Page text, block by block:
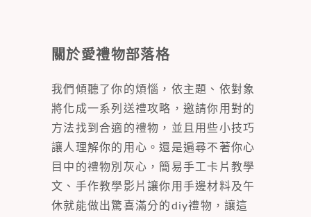
關於愛禮物部落格
我們傾聽了你的煩惱，依主題、依對象
將化成一系列送禮攻略，邀請你用對的
方法找到合適的禮物，並且用些小技巧
讓人理解你的用心。還是遍尋不著你心
目中的禮物別灰心，簡易手工卡片教學
文、手作教學影片讓你用手邊材料及午
休就能做出驚喜滿分的diy禮物，讓這